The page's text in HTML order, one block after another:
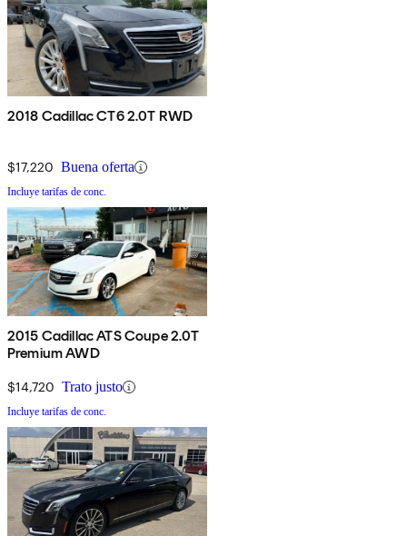
2018 Cadillac CT6 2.0T RWD
$17,220 Buena oferta
Incluye tarifas de conc.
2015 Cadillac ATS Coupe 2.0T
Premium AWD
$14,720 Trato justo
Incluye tarifas de conc.